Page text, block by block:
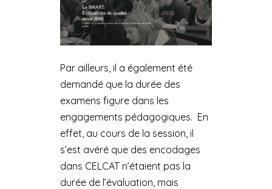
Par ailleurs, il a également été
demandé que la durée des
examens figure dans les
engagements pédagogiques. En
effet, au cours de la session, il
s’est avéré que des encodages
dans CELCAT n’étaient pas la
durée de l’évaluation, mais